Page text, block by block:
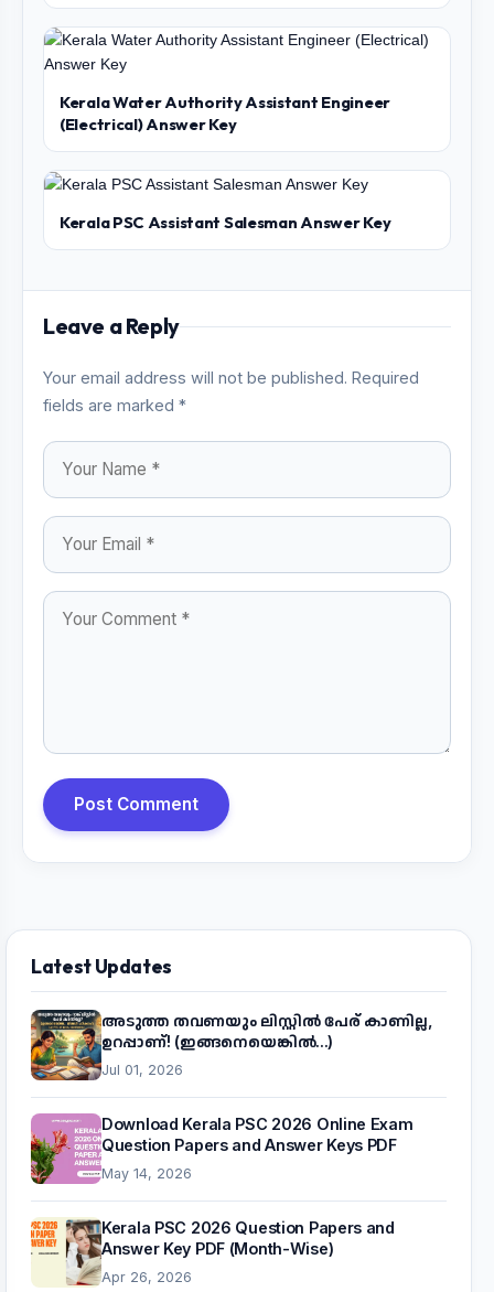
Kerala Water Authority Assistant Engineer
(Electrical) Answer Key
Kerala PSC Assistant Salesman Answer Key
Leave a Reply
Your email address will not be published. Required
fields are marked *
Post Comment
Latest Updates
അടുത്ത തവണയും ലിസ്റ്റിൽ പേര് കാണില്ല,
ഉറപ്പാണ്! (ഇങ്ങനെയെങ്കിൽ...)
Jul 01, 2026
Download Kerala PSC 2026 Online Exam
Question Papers and Answer Keys PDF
May 14, 2026
Kerala PSC 2026 Question Papers and
Answer Key PDF (Month-Wise)
Apr 26, 2026